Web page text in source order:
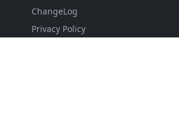
ChangeLog
Privacy Policy